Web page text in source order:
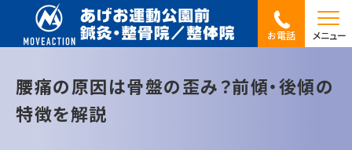
お電話 メニュー
腰痛の原因は骨盤の歪み？前傾・後傾の
特徴を解説